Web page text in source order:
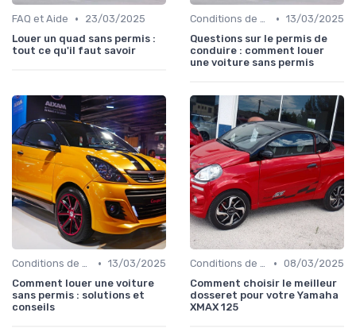
FAQ et Aide •
23/03/2025
Louer un quad sans permis :
tout ce qu'il faut savoir
Conditions de Location • 13/03/2025
Questions sur le permis de
conduire : comment louer
une voiture sans permis
Conditions de Location • 13/03/2025
Comment louer une voiture
sans permis : solutions et
conseils
Conditions de Location • 08/03/2025
Comment choisir le meilleur
dosseret pour votre Yamaha
XMAX 125